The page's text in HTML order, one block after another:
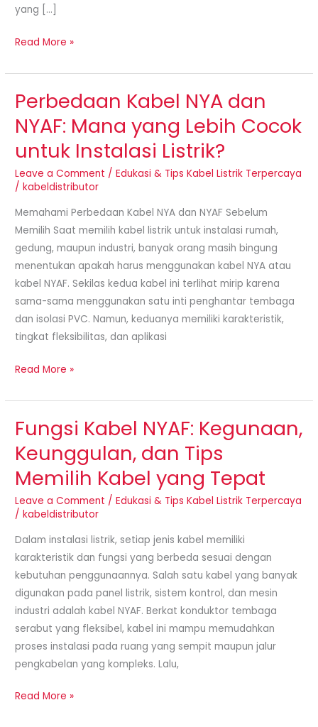
yang […]
Read More »
Perbedaan Kabel NYA dan
NYAF: Mana yang Lebih Cocok
untuk Instalasi Listrik?
Leave a Comment /Edukasi & Tips Kabel Listrik Terpercaya
/kabeldistributor
Memahami Perbedaan Kabel NYA dan NYAF Sebelum
Memilih Saat memilih kabel listrik untuk instalasi rumah,
gedung, maupun industri, banyak orang masih bingung
menentukan apakah harus menggunakan kabel NYA atau
kabel NYAF. Sekilas kedua kabel ini terlihat mirip karena
sama-sama menggunakan satu inti penghantar tembaga
dan isolasi PVC. Namun, keduanya memiliki karakteristik,
tingkat fleksibilitas, dan aplikasi
Perbedaan
NYA
dan
NYAF:
Mana
untuk
Read More »
Fungsi Kabel NYAF: Kegunaan,
Keunggulan, dan Tips
Memilih Kabel yang Tepat
Leave a Comment /Edukasi & Tips Kabel Listrik Terpercaya
/kabeldistributor
Dalam instalasi listrik, setiap jenis kabel memiliki
karakteristik dan fungsi yang berbeda sesuai dengan
kebutuhan penggunaannya. Salah satu kabel yang banyak
digunakan pada panel listrik, sistem kontrol, dan mesin
industri adalah kabel NYAF. Berkat konduktor tembaga
serabut yang fleksibel, kabel ini mampu memudahkan
proses instalasi pada ruang yang sempit maupun jalur
pengkabelan yang kompleks. Lalu,
Fungsi
NYAF:
Kegunaan,
Keunggulan,
dan
Tepat
Read More »